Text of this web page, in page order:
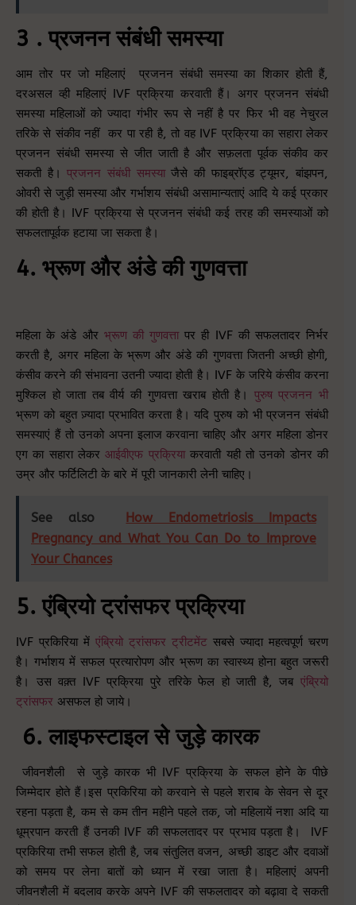
3 . प्रजनन संबंधी समस्या
आम तोर पर जो महिलाएं प्रजनन संबंधी समस्या का शिकार होती हैं,
दरअसल व्ही महिलाएं IVF प्रक्रिया करवाती हैं। अगर प्रजनन संबंधी
समस्या महिलाओं को ज्यादा गंभीर रूप से नहीं है पर फिर भी वह नेचुरल
तरिके से संकीव नहीं कर पा रही है, तो वह IVF प्रक्रिया का सहारा लेकर
प्रजनन संबंधी समस्या से जीत जाती है और सफ़लता पूर्वक संकीव कर
सकती है।प्रजनन संबंधी समस्याजैसे की फाइब्रॉएड ट्यूमर, बांझपन,
ओवरी से जुड़ी समस्या और गर्भाशय संबंधी असामान्यताएं आदि ये कई प्रकार
की होती है। IVF प्रक्रिया से प्रजनन संबंधी कई तरह की समस्याओं को
सफलतापूर्वक हटाया जा सकता है।
4. भ्रूण और अंडे की गुणवत्ता
महिला के अंडे और भ्रूण की गुणवत्तापर ही IVF की सफलतादर निर्भर
करती है, अगर महिला के भ्रूण और अंडे की गुणवत्ता जितनी अच्छी होगी,
कंसीव करने की संभावना उतनी ज्यादा होती है। IVF के जरिये कंसीव करना
मुश्किल हो जाता तब वीर्य की गुणवत्ता खराब होती है। पुरुष प्रजनन भी
भ्रूण को बहुत ज़्यादा प्रभावित करता है। यदि पुरुष को भी प्रजनन संबंधी
समस्याएं हैं तो उनको अपना इलाज करवाना चाहिए और अगर महिला डोनर
एग का सहारा लेकरआईवीएफ प्रक्रियाकरवाती यही तो उनको डोनर की
उम्र और फर्टिलिटी के बारे में पूरी जानकारी लेनी चाहिए।
See also
How Endometriosis Impacts
Pregnancy and What You Can Do to Improve
Your Chances
5. एंब्रियो ट्रांसफर प्रक्रिया
IVF प्रकिरिया में एंब्रियो ट्रांसफर ट्रीटमेंट सबसे ज्यादा महत्वपूर्ण चरण
है। गर्भाशय में सफल प्रत्यारोपण और भ्रूण का स्वास्थ्य होना बहुत जरूरी
है। उस वक़्त IVF प्रक्रिया पुरे तरिके फेल हो जाती है, जब एंब्रियो
ट्रांसफर असफल हो जाये।
6. लाइफस्टाइल से जुड़े कारक
जीवनशैली से जुड़े कारक भी IVF प्रक्रिया के सफल होने के पीछे
जिम्मेदार होते हैं।इस प्रकिरिया को करवाने से पहले शराब के सेवन से दूर
रहना पड़ता है, कम से कम तीन महीने पहले तक, जो महिलायें नशा अदि या
धूम्रपान करती हैं उनकी IVF की सफलतादर पर प्रभाव पड़ता है। IVF
प्रकिरिया तभी सफल होती है, जब संतुलित वजन, अच्छी डाइट और दवाओं
को समय पर लेना बातों को ध्यान में रखा जाता है। महिलाएं अपनी
जीवनशैली में बदलाव करके अपने IVF की सफलतादर को बढ़ावा दे सकती